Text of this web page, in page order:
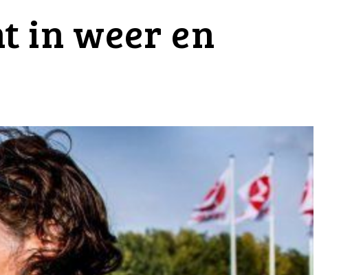
in weer en